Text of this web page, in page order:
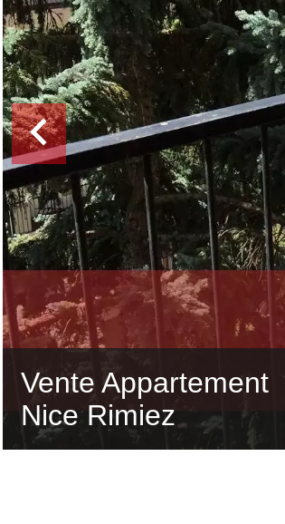
Vente Appartement
Nice Rimiez